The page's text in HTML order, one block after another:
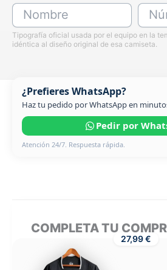
Nombre
Tipografía oficial usada por el equipo en la
idéntica al diseño original de esa camiseta.
¿Prefieres WhatsApp?
Haz tu pedido por WhatsApp en
Pedir por
Atención 24/7. Respuesta rápida.
COMPLETA TU
27,99 €